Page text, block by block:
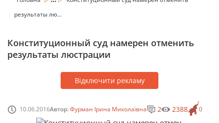
результаты лю...
Конституционный суд намерен отменить
результаты люстрации
Відключити рекламу
10.06.2016Автор:Фурман Ірина Миколаївна 0
2 2388